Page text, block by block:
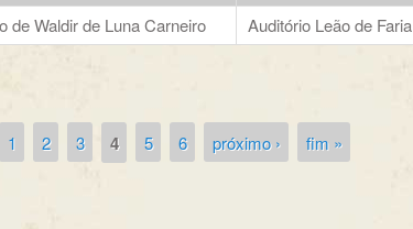
de Waldir de Luna Carneiro Auditório Leão de Faria
1 2 3 4 5 6 próximo › fim »